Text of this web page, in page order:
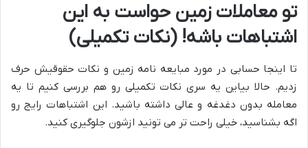
تو معاملات زمین حواست به این
اشتباهات باشه! (نکات تکمیلی)
تا اینجا حسابی در مورد مبایعه نامه زمین و نکات حقوقیش حرف
زدیم. حالا بیاین یه سری نکات تکمیلی رو هم بررسی کنیم تا یه
معامله بدون دغدغه و عالی داشته باشید. این اشتباهات رایج رو
اگه بشناسید، خیلی راحت تر می تونید ازشون جلوگیری کنید.